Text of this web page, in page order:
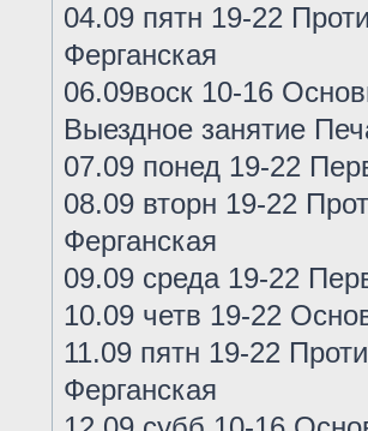
04.09 пятн 19-22
Ферганская
06.09воск 10-16
Выездное занятие
07.09 понед 19-22
08.09 вторн 19-22
Ферганская
09.09 среда 19-22
10.09 четв 19-22
11.09 пятн 19-22
Ферганская